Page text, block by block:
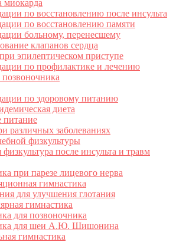
миокарда
по восстановлению после инсульта
по восстановлению памяти
больному, перенесшему
клапанов сердца
эпилептическом приступе
по профилактике и лечению
позвоночника
по здоровому питанию
диета
питание
различных заболеваниях
физкультуры
физкультура после инсульта и травм
при парезе лицевого нерва
гимнастика
для улучшения глотания
гимнастика
для позвоночника
для шеи А.Ю. Шишонина
гимнастика